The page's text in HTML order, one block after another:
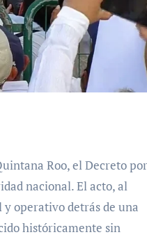
nacional. El acto, al
operativo detrás de una
históricamente sin